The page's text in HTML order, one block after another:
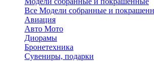
Все Модели собранные и
Авиация
Авто Мото
Диорамы
Бронетехника
Сувениры, подарки